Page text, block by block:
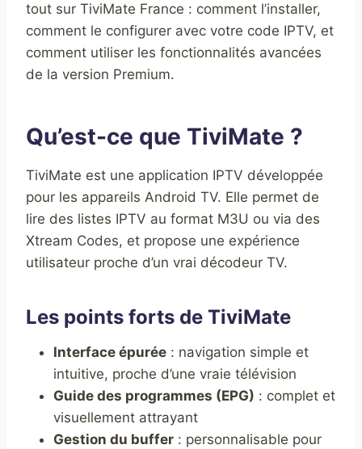
tout sur TiviMate France : comment l’installer,
comment le configurer avec votre code IPTV, et
comment utiliser les fonctionnalités avancées
de la version Premium.
Qu’est-ce que TiviMate ?
TiviMate est une application IPTV développée
pour les appareils Android TV. Elle permet de
lire des listes IPTV au format M3U ou via des
Xtream Codes, et propose une expérience
utilisateur proche d’un vrai décodeur TV.
Les points forts de TiviMate
Interface épurée : navigation simple et
intuitive, proche d’une vraie télévision
Guide des programmes (EPG) : complet et
visuellement attrayant
Gestion du buffer : personnalisable pour